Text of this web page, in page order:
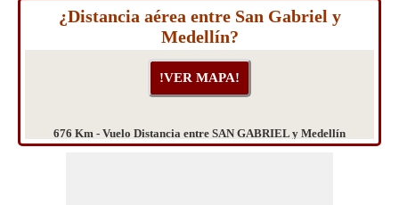
¿Distancia aérea entre San Gabriel y
Medellín?
676 Km - Vuelo Distancia entre SAN GABRIEL y Medellín